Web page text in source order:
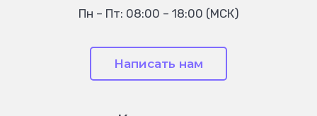
Пн – Пт: 08:00 – 18:00 (МСК)
Написать нам